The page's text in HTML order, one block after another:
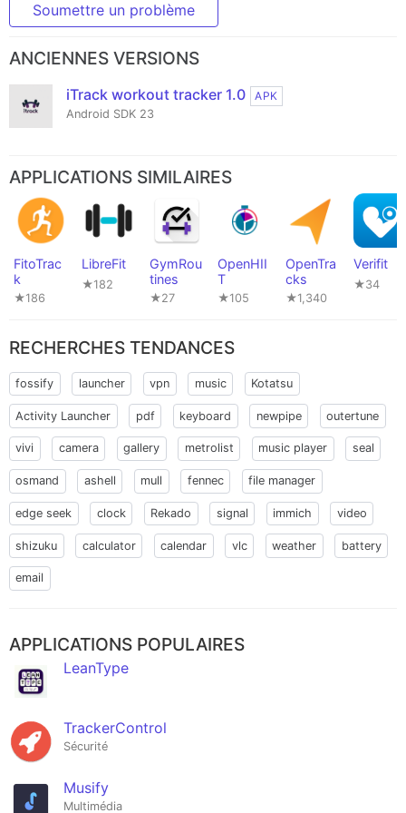
Soumettre un problème
ANCIENNES VERSIONS
iTrack workout tracker 1.0
APK
Android SDK 23
APPLICATIONS SIMILAIRES
FitoTrac
k
★186
LibreFit
★182
GymRou
tines
★27
OpenHII
T
★105
OpenTra
cks
★1,340
Verifit
★34
RECHERCHES TENDANCES
fossify launcher vpn music Kotatsu
Activity Launcher pdf keyboard newpipe outertune
vivi camera gallery metrolist music player seal
osmand ashell mull fennec file manager
edge seek clock Rekado signal immich video
shizuku calculator calendar vlc weather battery
email
APPLICATIONS POPULAIRES
LeanType
TrackerControl
Sécurité
Musify
Multimédia